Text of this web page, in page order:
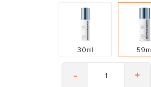
30ml 59ml
- +